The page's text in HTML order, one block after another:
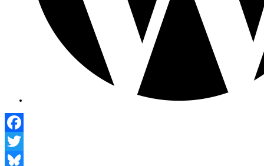
Facebook
Twitter